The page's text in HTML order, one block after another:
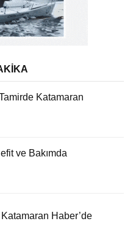
Katamaran
ve Bakımda
Haber’de